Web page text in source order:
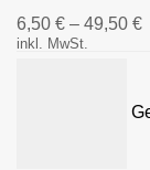
6,50 € – 49,50 €
inkl. MwSt.